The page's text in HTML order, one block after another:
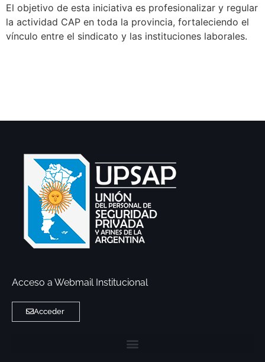
El objetivo de esta iniciativa es profesionalizar y regular
la actividad CAP en toda la provincia, fortaleciendo el
vínculo entre el sindicato y las instituciones laborales.
Acceso a Webmail Institucional
Acceder